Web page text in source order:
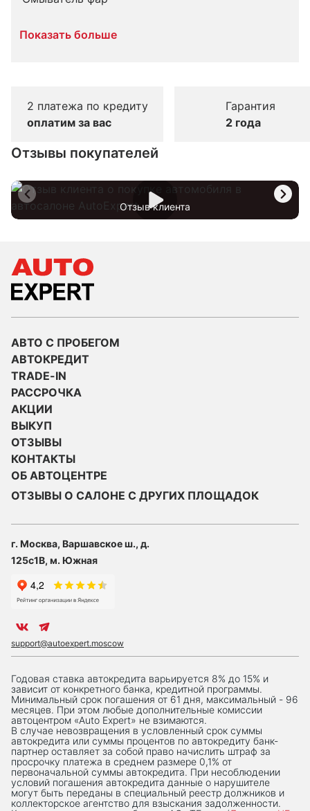
Показать больше
2 платежа по кредиту
оплатим за вас
Гарантия
2 года
Отзывы покупателей
Отзыв клиента
АВТО С ПРОБЕГОМ
АВТОКРЕДИТ
TRADE-IN
РАССРОЧКА
АКЦИИ
ВЫКУП
ОТЗЫВЫ
КОНТАКТЫ
ОБ АВТОЦЕНТРЕ
ОТЗЫВЫ О САЛОНЕ С ДРУГИХ ПЛОЩАДОК
г. Москва, Варшавское ш., д.
125с1В, м. Южная
support@autoexpert.moscow
Годовая ставка автокредита варьируется 8% до 15% и
зависит от конкретного банка, кредитной программы.
Минимальный срок погашения от 61 дня, максимальный - 96
месяцев. При этом любые дополнительные комиссии
автоцентром «Auto Expert» не взимаются.
В случае невозвращения в условленный срок суммы
автокредита или суммы процентов по автокредиту банк-
партнер оставляет за собой право начислить штраф за
просрочку платежа в среднем размере 0,1% от
первоначальной суммы автокредита. При несоблюдении
условий погашения автокредита данные о нарушителе
могут быть переданы в специальный реестр должников и
коллекторское агентство для взыскания задолженности.